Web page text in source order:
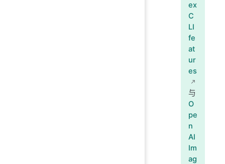
ex
C
LI
fe
at
ur
es
与
O
pe
n
AI
Im
ag